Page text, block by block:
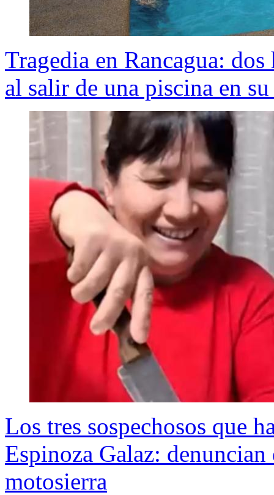
Tragedia en Rancagua:
al salir de una piscina en su
Los tres sospechosos que
Espinoza Galaz:
motosierra